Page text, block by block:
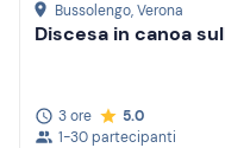
Bussolengo, Verona
Discesa in canoa
3 ore
5.0
1-30 partecipanti